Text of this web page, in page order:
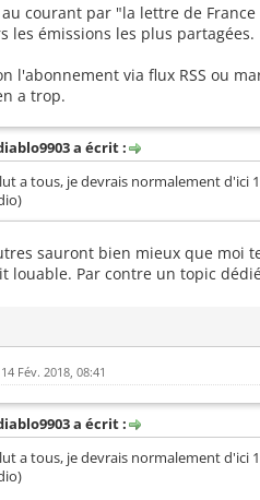
courant par "la lettre de
les émissions les plus partagées.
l'abonnement via flux RSS ou
a trop.
a écrit :
a tous, je devrais normalement d'ici
sauront bien mieux que moi
louable. Par contre un topic
Fév. 2018, 08:41
a écrit :
a tous, je devrais normalement d'ici